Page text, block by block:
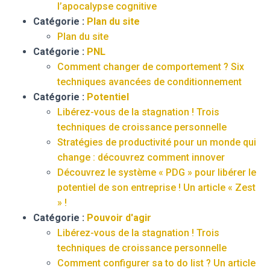
l’apocalypse cognitive
Catégorie : Plan du site
Plan du site
Catégorie : PNL
Comment changer de comportement ? Six
techniques avancées de conditionnement
Catégorie : Potentiel
Libérez-vous de la stagnation ! Trois
techniques de croissance personnelle
Stratégies de productivité pour un monde qui
change : découvrez comment innover
Découvrez le système « PDG » pour libérer le
potentiel de son entreprise ! Un article « Zest
» !
Catégorie : Pouvoir d'agir
Libérez-vous de la stagnation ! Trois
techniques de croissance personnelle
Comment configurer sa to do list ? Un article